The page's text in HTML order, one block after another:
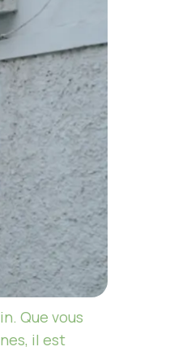
Que vous
il est